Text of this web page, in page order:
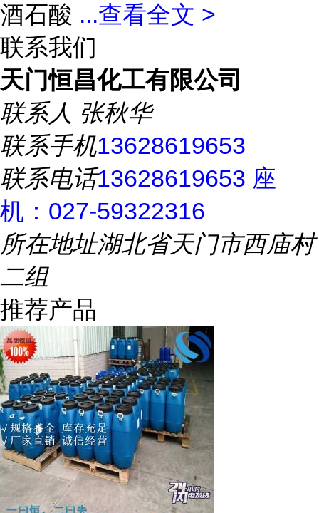
酒石酸 ...查看全文 >
联系我们
天门恒昌化工有限公司
联系人 张秋华
联系手机13628619653
联系电话13628619653 座
机：027-59322316
所在地址湖北省天门市西庙村
二组
推荐产品